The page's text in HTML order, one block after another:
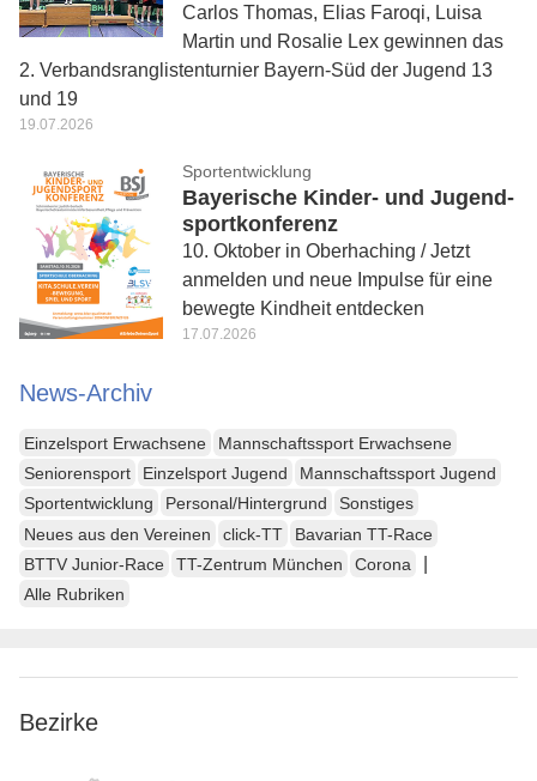
Carlos Thomas, Elias Faroqi, Luisa
Martin und Rosalie Lex gewinnen das
2. Verbandsranglistenturnier Bayern-Süd der Jugend 13
und 19
19.07.2026
Sportentwicklung
Baye­ri­sche Kin­der- und Jugend­
sport­kon­fe­renz
10. Oktober in Oberhaching / Jetzt
anmel­den und neue Impulse für eine
bewegte Kind­heit ent­de­cken
17.07.2026
News-Archiv
Einzelsport Erwachsene
Mannschaftssport Erwachsene
Seniorensport
Einzelsport Jugend
Mannschaftssport Jugend
Sportentwicklung
Personal/Hintergrund
Sonstiges
Neues aus den Vereinen
click-TT
Bavarian TT-Race
BTTV Junior-Race
TT-Zentrum München Corona
Alle Rubriken
Bezirke